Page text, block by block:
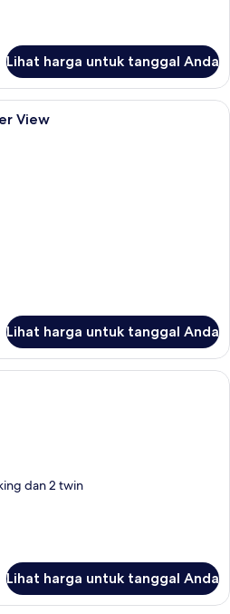
Lihat harga untuk tanggal Anda
One-Bedroom Duplex River View |
View
Lihat harga untuk tanggal Anda
Suite, 2 Bedrooms | Area keluarga |
dan 2 twin
Lihat harga untuk tanggal Anda